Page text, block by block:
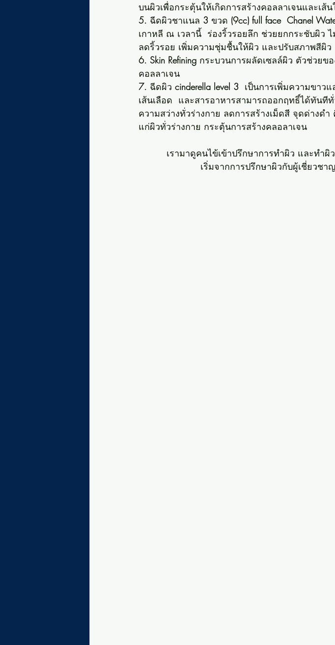
บนผิวเพื่อกระตุ้นให้เกิดการสร้างคอลลาเจนและเส้
5. ฉีดผิวชาแนล 3 ขวด (9cc) full face  Chanel
เกาหลี ณ เวลานี้  ร่องริ้วรอยลึก ช่วยยกกระชับผิว
ลดริ้วรอย เพิ่มความชุ่มชื้นให้ผิว และปรับสภาพสีผิว
6. Skin Refining กระบวนการผลัดเซลล์ผิว ตัวช่วยข
คอลลาเจน
7. ฉีดผิว cinderella level 3
เป็นการเพิ่มความขาว
เส้นเลือด  และสารอาหารสามารถออกฤทธิ์ได้ทันที
ความสว่างทั่วร่างกาย ลดการสร้างเม็ดสี จุดด่างด
แก่ผิวทั่วร่างกาย กระตุ้นการสร้างคลอลาเจน
เรามาดูคนไข้เข้าปรึกษาการทำผิว และทำ
เริ่มจากการปรึกษาผิวกับผู้เชี่ยวช